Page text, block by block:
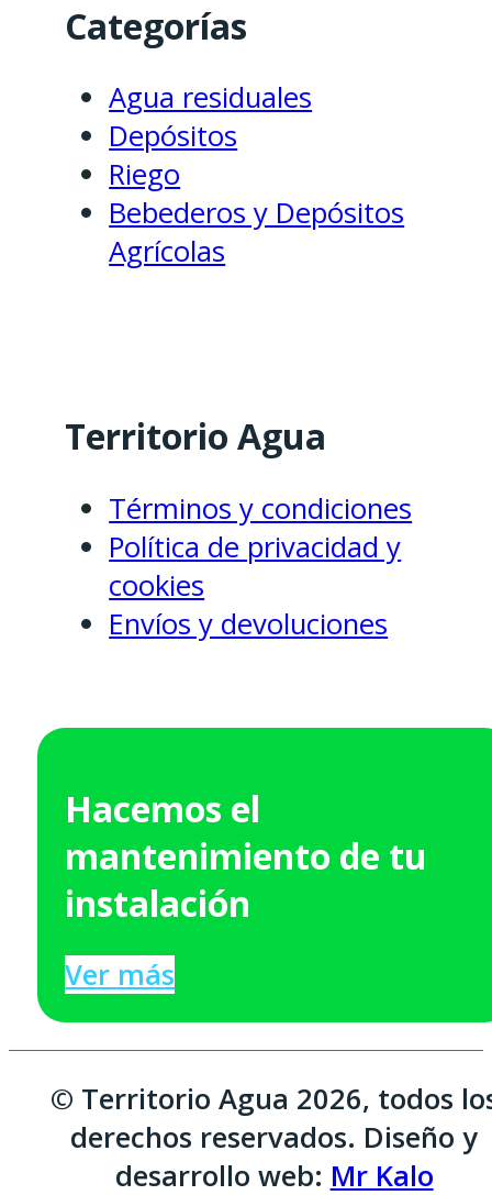
Categorías
Agua residuales
Depósitos
Riego
Bebederos y Depósitos
Agrícolas
Territorio Agua
Términos y condiciones
Política de privacidad y
cookies
Envíos y devoluciones
Hacemos el
mantenimiento de tu
instalación
Ver más
© Territorio Agua 2026, todos
derechos reservados. Diseño y
desarrollo web: Mr Kalo